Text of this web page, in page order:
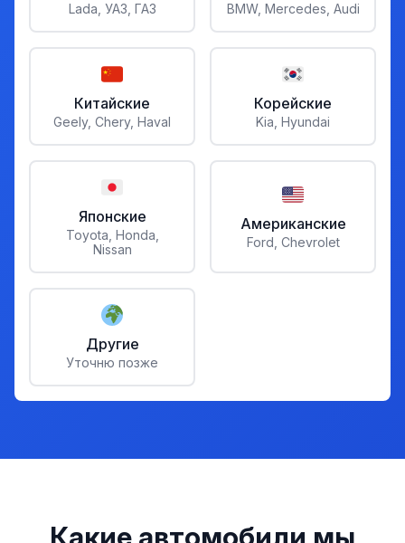
Lada, УАЗ, ГАЗ BMW, Mercedes, Audi
Китайские
Geely, Chery, Haval
Корейские
Kia, Hyundai
Японские
Toyota, Honda,
Nissan
Американские
Ford, Chevrolet
Другие
Уточню позже